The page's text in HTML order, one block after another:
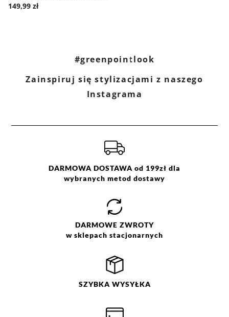
149,99 zł
#greenpointlook
Zainspiruj się stylizacjami z naszego
Instagrama
DARMOWA DOSTAWA od 199zł dla
wybranych metod dostawy
DARMOWE ZWROTY
w sklepach stacjonarnych
SZYBKA WYSYŁKA